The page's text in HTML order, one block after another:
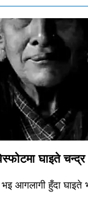
घाइते
भइ आगलागी हुँदा घाइते